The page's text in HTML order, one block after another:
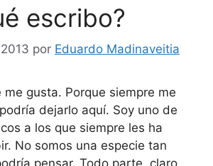
escribo?
por Eduardo Madinaveitia
me gusta. Porque siempre me
dejarlo aquí. Soy uno de
a los que siempre les ha
No somos una especie tan
pensar. Todo parte, claro,